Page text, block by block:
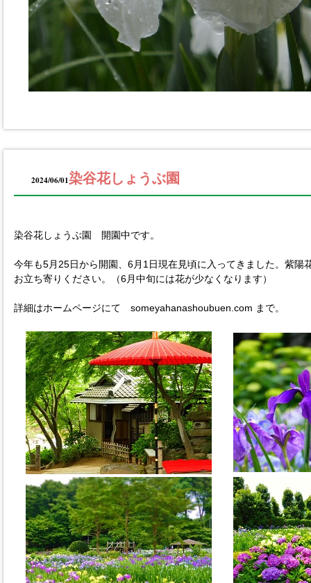
2024/06/01染谷花しょうぶ園
染谷花しょうぶ園 開園中です。
今年も5月25日から開園、6月1日現在見頃に入ってきました。紫陽
お立ち寄りください。（6月中旬には花が少なくなります）
詳細はホームページにて someyahanashoubuen.com まで。